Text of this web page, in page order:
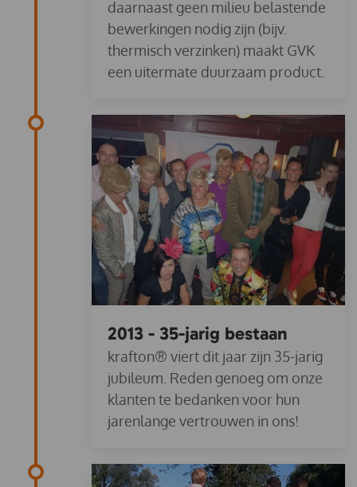
daarnaast geen milieu belastende
bewerkingen nodig zijn (bijv.
thermisch verzinken) maakt GVK
een uitermate duurzaam product.
2013 - 35-jarig bestaan
krafton® viert dit jaar zijn 35-jarig
jubileum. Reden genoeg om onze
klanten te bedanken voor hun
jarenlange vertrouwen in ons!